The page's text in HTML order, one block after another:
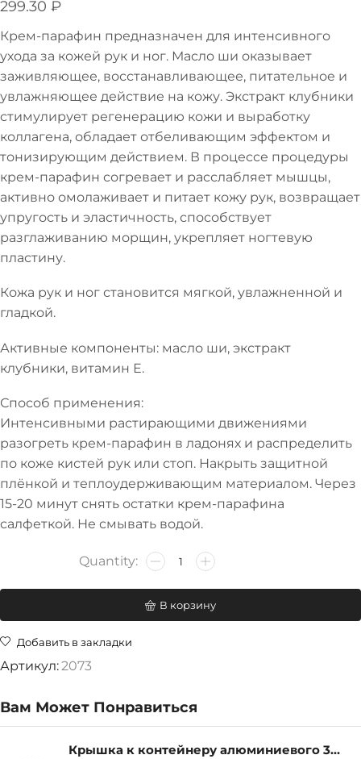
299.30 ₽
Крем-парафин предназначен для интенсивного
ухода за кожей рук и ног. Масло ши оказывает
заживляющее, восстанавливающее, питательное и
увлажняющее действие на кожу. Экстракт клубники
стимулирует регенерацию кожи и выработку
коллагена, обладает отбеливающим эффектом и
тонизирующим действием. В процессе процедуры
крем-парафин согревает и расслабляет мышцы,
активно омолаживает и питает кожу рук, возвращает
упругость и эластичность, способствует
разглаживанию морщин, укрепляет ногтевую
пластину.
Кожа рук и ног становится мягкой, увлажненной и
гладкой.
Активные компоненты: масло ши, экстракт
клубники, витамин Е.
Способ применения:
Интенсивными растирающими движениями
разогреть крем-парафин в ладонях и распределить
по коже кистей рук или стоп. Накрыть защитной
плёнкой и теплоудерживающим материалом. Через
15-20 минут снять остатки крем-парафина
салфеткой. Не смывать водой.
В корзину
Добавить в закладки
Артикул:2073
Вам Может Понравиться
Крышка к контейнеру алюминиевого 380мл